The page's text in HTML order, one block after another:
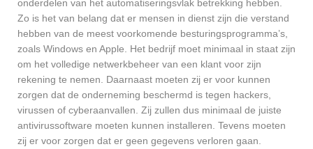
onderdelen van het automatiseringsvlak betrekking hebben.
Zo is het van belang dat er mensen in dienst zijn die verstand
hebben van de meest voorkomende besturingsprogramma’s,
zoals Windows en Apple. Het bedrijf moet minimaal in staat zijn
om het volledige netwerkbeheer van een klant voor zijn
rekening te nemen. Daarnaast moeten zij er voor kunnen
zorgen dat de onderneming beschermd is tegen hackers,
virussen of cyberaanvallen. Zij zullen dus minimaal de juiste
antivirussoftware moeten kunnen installeren. Tevens moeten
zij er voor zorgen dat er geen gegevens verloren gaan.